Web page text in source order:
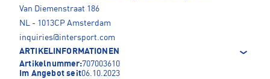
Van Diemenstraat 186
NL - 1013CP Amsterdam
inquiries@intersport.com
ARTIKELINFORMATIONEN
Artikelnummer:707003610
Im Angebot seit06.10.2023